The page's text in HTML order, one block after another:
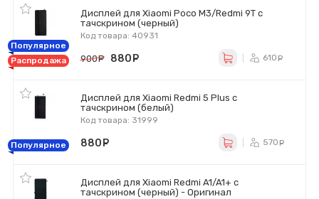
Дисплей для Xiaomi Poco M3/Redmi 9T с
тачскрином (черный)
Код товара: 40931
Популярное
Распродажа
900 руб.
880 610
Дисплей для Xiaomi Redmi 5 Plus с
тачскрином (белый)
Код товара: 31999
Популярное 880 570
Дисплей для Xiaomi Redmi A1/A1+ с
тачскрином (черный) - Оригинал